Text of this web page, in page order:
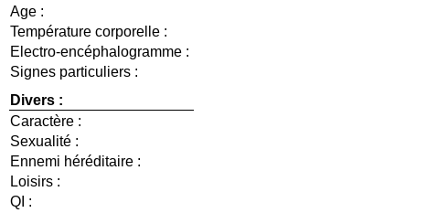
Age :
Température corporelle :
Electro-encéphalogramme :
Signes particuliers :
Divers :
Caractère :
Sexualité :
Ennemi héréditaire :
Loisirs :
QI :